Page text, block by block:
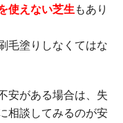
使えない芝生もあり
毛塗りしなくてはな
安がある場合は、失
相談してみるのが安